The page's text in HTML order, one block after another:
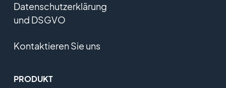
Datenschutzerklärung
und DSGVO
Kontaktieren Sie uns
PRODUKT